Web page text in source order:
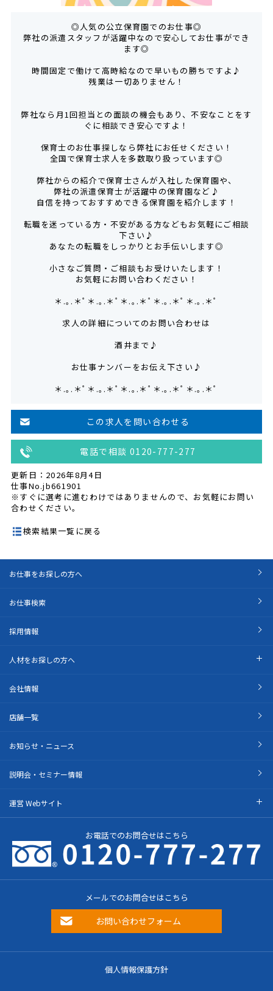
◎人気の公立保育園でのお仕事◎
弊社の派遣スタッフが活躍中なので安心してお仕事ができ
ます◎
時間固定で働けて高時給なので早いもの勝ちですよ♪
残業は一切ありません！
弊社なら月1回担当との面談の機会もあり、不安なことをす
ぐに相談でき安心ですよ！
保育士のお仕事探しなら弊社にお任せください！
全国で保育士求人を多数取り扱っています◎
弊社からの紹介で保育士さんが入社した保育園や、
弊社の派遣保育士が活躍中の保育園など♪
自信を持っておすすめできる保育園を紹介します！
転職を迷っている方・不安がある方などもお気軽にご相談
下さい♪
あなたの転職をしっかりとお手伝いします◎
小さなご質問・ご相談もお受けいたします！
お気軽にお問い合わください！
＊.｡.＊ﾟ＊.｡.＊ﾟ＊.｡.＊ﾟ＊.｡.＊ﾟ＊.｡.＊ﾟ
求人の詳細についてのお問い合わせは
酒井まで♪
お仕事ナンバーをお伝え下さい♪
＊.｡.＊ﾟ＊.｡.＊ﾟ＊.｡.＊ﾟ＊.｡.＊ﾟ＊.｡.＊ﾟ
この求人を問い合わせる
電話で相談 0120-777-277
更新日：2026年8月4日
仕事No.jb661901
※すぐに選考に進むわけではありませんので、お気軽にお問い
合わせください。
検索結果一覧に戻る
お仕事をお探しの方へ
お仕事検索
採用情報
人材をお探しの方へ
会社情報
店舗一覧
お知らせ・ニュース
説明会・セミナー情報
運営 Webサイト
お電話でのお問合せはこちら
メールでのお問合せはこちら
お問い合わせフォーム
個人情報保護方針